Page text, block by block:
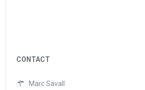
CONTACT
Marc Savall